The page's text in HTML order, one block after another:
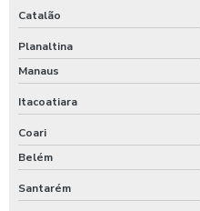
Catalão
Planaltina
Manaus
Itacoatiara
Coari
Belém
Santarém